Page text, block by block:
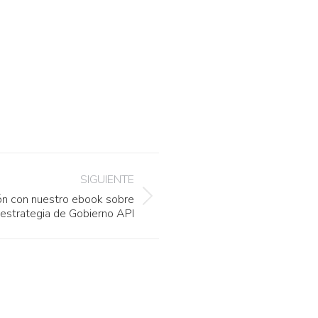
SIGUIENTE
con nuestro ebook sobre
estrategia de Gobierno API